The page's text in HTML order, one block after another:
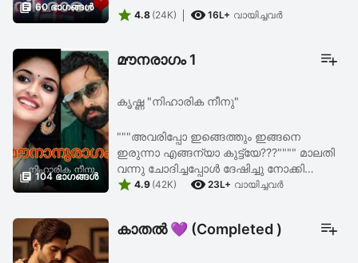
 60 ഭാഗങ്ങള്‍
 4.8 (24K)  16L+ വായിച്ചവര്‍
 104 ഭാഗങ്ങള്‍
മൗനരാഗം 1
കൃഷ്ണ "നിഹാരിക നീനു"
"""അവരിപ്പോ ഇങ്ങെത്തും ഇങ്ങനെ
ഇരുന്നാ എങ്ങന്യാ കുട്ട്യേ???"""" മാലതി
വന്നു ചോദിച്ചപ്പോൾ ദേഷിച്ചു നോക്കി
നക്ഷത്ര... നിസ്സഹായയായിരുന്നു അവർ...
 4.9 (42K)  23L+ വായിച്ചവര്‍
കാതൽ 💜 (Completed )